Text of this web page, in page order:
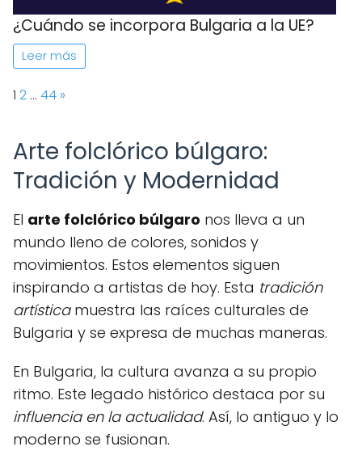
¿Cuándo se incorpora Bulgaria a la UE?
Leer más
Page:
1 2 … 44 Next
»
Arte folclórico búlgaro:
Tradición y Modernidad
El arte folclórico búlgaro nos lleva a un
mundo lleno de colores, sonidos y
movimientos. Estos elementos siguen
inspirando a artistas de hoy. Esta tradición
artísticamuestra las raíces culturales de
Bulgaria y se expresa de muchas maneras.
En Bulgaria, la cultura avanza a su propio
ritmo. Este legado histórico destaca por su
influencia en la actualidad. Así, lo antiguo y lo
moderno se fusionan.